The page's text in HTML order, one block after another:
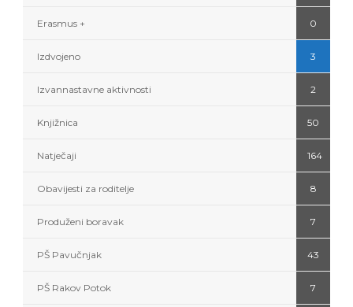
Erasmus + 0
Izdvojeno 3
Izvannastavne aktivnosti 2
Knjižnica 50
Natječaji 164
Obavijesti za roditelje 8
Produženi boravak 7
PŠ Pavučnjak 43
PŠ Rakov Potok 7